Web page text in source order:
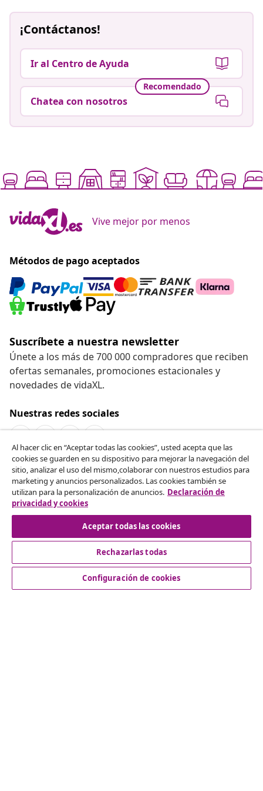
¡Contáctanos!
Ir al Centro de Ayuda
Recomendado
Chatea con nosotros
Vive mejor por menos
Métodos de pago aceptados
Suscríbete a nuestra newsletter
Únete a los más de 700 000 compradores que reciben
ofertas semanales, promociones estacionales y
novedades de vidaXL.
Nuestras redes sociales
Desistir del contrato
Solicita la cancelación de tu pedido.
Desistir del contrato
Servicio al Cliente
Al hacer clic en “Aceptar todas las cookies”, usted acepta que las
cookies se guarden en su dispositivo para mejorar la navegación del
sitio, analizar el uso del mismo,colaborar con nuestros estudios para
marketing y anuncios personalizados. Las cookies también se
utilizan para la personalización de anuncios. Declaración de
privacidad y cookies
Aceptar todas las cookies
Rechazarlas todas
Configuración de cookies